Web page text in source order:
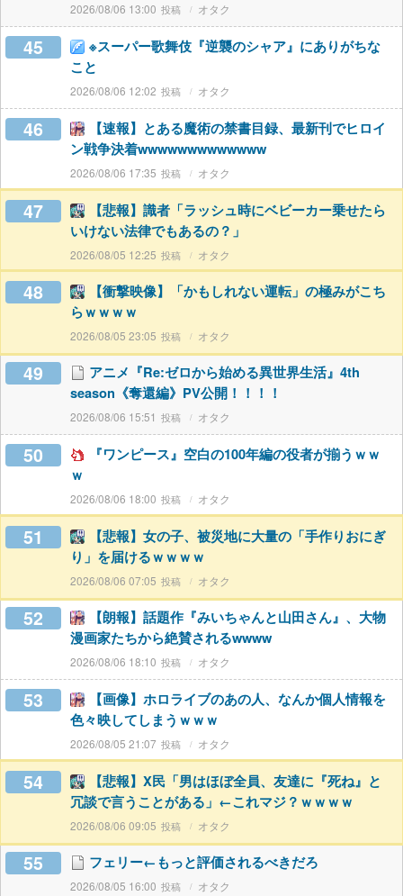
2026/08/06 13:00 オタク
45
※スーパー歌舞伎『逆襲のシャア』にありがちな
こと
2026/08/06 12:02 オタク
46
【速報】とある魔術の禁書目録、最新刊でヒロイ
ン戦争決着wwwwwwwwwwwww
2026/08/06 17:35 オタク
47
【悲報】識者「ラッシュ時にベビーカー乗せたら
いけない法律でもあるの？」
2026/08/05 12:25 オタク
48
【衝撃映像】「かもしれない運転」の極みがこち
らｗｗｗｗ
2026/08/05 23:05 オタク
49
アニメ『Re:ゼロから始める異世界生活』4th
season《奪還編》PV公開！！！！
2026/08/06 15:51 オタク
50
『ワンピース』空白の100年編の役者が揃うｗｗ
ｗ
2026/08/06 18:00 オタク
51
【悲報】女の子、被災地に大量の「手作りおにぎ
り」を届けるｗｗｗｗ
2026/08/06 07:05 オタク
52
【朗報】話題作『みいちゃんと山田さん』、大物
漫画家たちから絶賛されるwwww
2026/08/06 18:10 オタク
53
【画像】ホロライブのあの人、なんか個人情報を
色々映してしまうｗｗｗ
2026/08/05 21:07 オタク
54
【悲報】X民「男はほぼ全員、友達に『死ね』と
冗談で言うことがある」←これマジ？ｗｗｗｗ
2026/08/06 09:05 オタク
55 フェリー←もっと評価されるべきだろ
2026/08/05 16:00 オタク